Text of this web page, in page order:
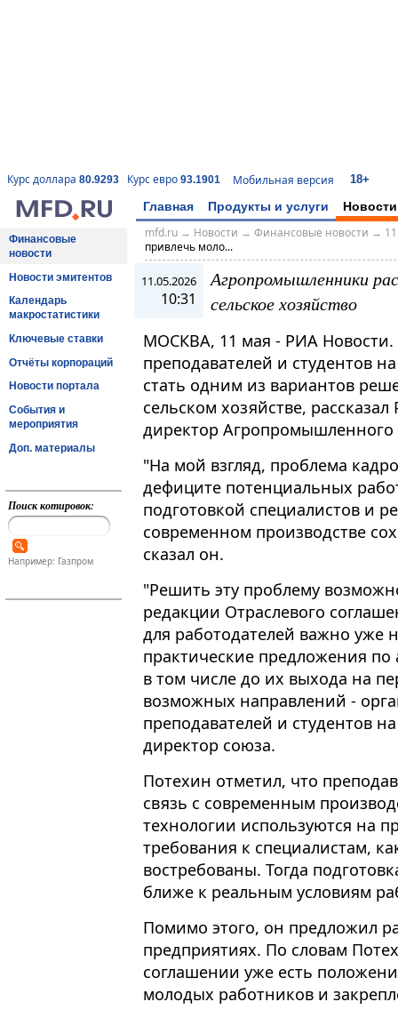
Курс доллара 80.9293 Курс евро 93.1901 Мобильная версия 18+
Главная Продукты и услуги Новости
Финансовые
новости
Новости эмитентов
Календарь
макростатистики
Ключевые ставки
Отчёты корпораций
Новости портала
События и
мероприятия
Доп. материалы
Поиск котировок:
Например: Газпром
mfd.ru→ Новости → Финансовые новости →
привлечь моло...
11.05.2026
10:31
Агропромышленники
сельское хозяйство
МОСКВА, 11 мая - РИА
преподавателей и студентов
стать одним из вариантов
сельском хозяйстве,
директор
"На мой взгляд, проблема
дефиците потенциальных
подготовкой специалистов и
современном производстве
сказал он​​​.
"Решить эту проблему
редакции Отраслевого
для работодателей важно уже
практические предложения
в том числе до их выхода на
возможных направлений -
преподавателей и студентов
директор союза.
Потехин отметил, что
связь с современным
технологии используются на
требования к специалистам,
востребованы. Тогда
ближе к реальным условиям
Помимо этого, он предложил
предприятиях. По словам
соглашении уже есть
молодых работников и